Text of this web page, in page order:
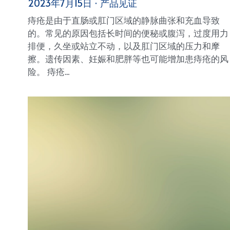
2023年7月15日 · 产品见证
痔疮是由于直肠或肛门区域的静脉曲张和充血导致
的。常见的原因包括长时间的便秘或腹泻，过度用力
排便，久坐或站立不动，以及肛门区域的压力和摩
擦。遗传因素、妊娠和肥胖等也可能增加患痔疮的风
险。 痔疮...